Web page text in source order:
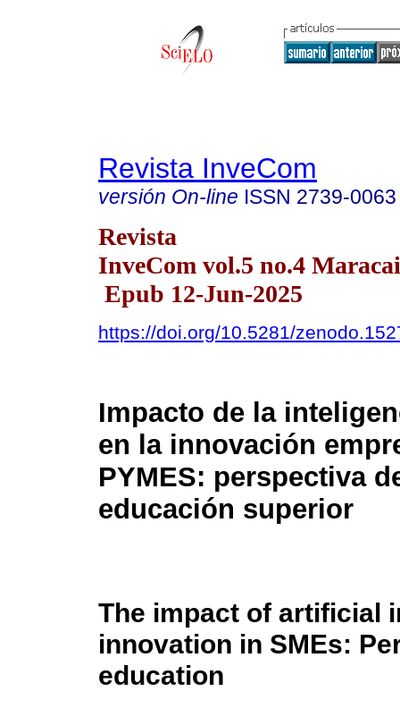
Revista InveCom
versión On-line ISSN 2739-0063
Revista
InveCom vol.5 no.4
Epub 12-Jun-2025
https://doi.org/10.5281/
Impacto de la
en la innovación
PYMES: perspectiva
educación superior
The impact of artificial
innovation in SMEs:
education